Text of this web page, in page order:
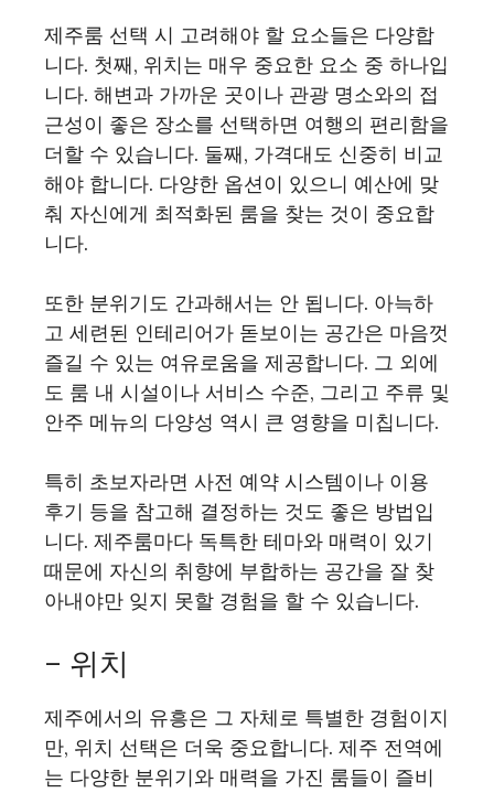
제주룸 선택 시 고려해야 할 요소들은 다양합
니다. 첫째, 위치는 매우 중요한 요소 중 하나입
니다. 해변과 가까운 곳이나 관광 명소와의 접
근성이 좋은 장소를 선택하면 여행의 편리함을
더할 수 있습니다. 둘째, 가격대도 신중히 비교
해야 합니다. 다양한 옵션이 있으니 예산에 맞
춰 자신에게 최적화된 룸을 찾는 것이 중요합
니다.
또한 분위기도 간과해서는 안 됩니다. 아늑하
고 세련된 인테리어가 돋보이는 공간은 마음껏
즐길 수 있는 여유로움을 제공합니다. 그 외에
도 룸 내 시설이나 서비스 수준, 그리고 주류 및
안주 메뉴의 다양성 역시 큰 영향을 미칩니다.
특히 초보자라면 사전 예약 시스템이나 이용
후기 등을 참고해 결정하는 것도 좋은 방법입
니다. 제주룸마다 독특한 테마와 매력이 있기
때문에 자신의 취향에 부합하는 공간을 잘 찾
아내야만 잊지 못할 경험을 할 수 있습니다.
– 위치
제주에서의 유흥은 그 자체로 특별한 경험이지
만, 위치 선택은 더욱 중요합니다. 제주 전역에
는 다양한 분위기와 매력을 가진 룸들이 즐비